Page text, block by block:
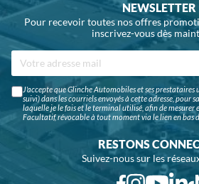
NEWSLETTER
Pour recevoir toutes nos offres
inscrivez-vous dès
J'accepte que Glinche Automobiles et ses prestataires
suivi) dans les courriels envoyés à cette adresse, pour
laquelle je le fais et le terminal utilisé, afin de mesurer
Facultatif, révocable à tout moment via le lien en bas
RESTONS
Suivez-nous sur les